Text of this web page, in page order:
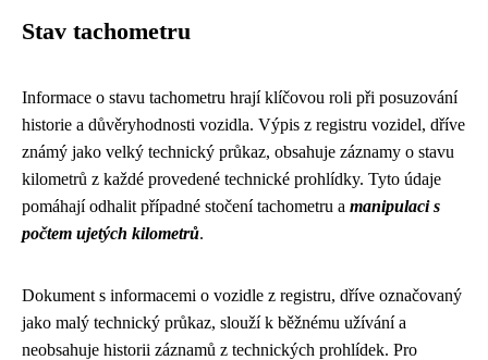
Stav tachometru
Informace o stavu tachometru hrají klíčovou roli při posuzování
historie a důvěryhodnosti vozidla. Výpis z registru vozidel, dříve
známý jako velký technický průkaz, obsahuje záznamy o stavu
kilometrů z každé provedené technické prohlídky. Tyto údaje
pomáhají odhalit případné stočení tachometru a manipulaci s
počtem ujetých kilometrů.
Dokument s informacemi o vozidle z registru, dříve označovaný
jako malý technický průkaz, slouží k běžnému užívání a
neobsahuje historii záznamů z technických prohlídek. Pro